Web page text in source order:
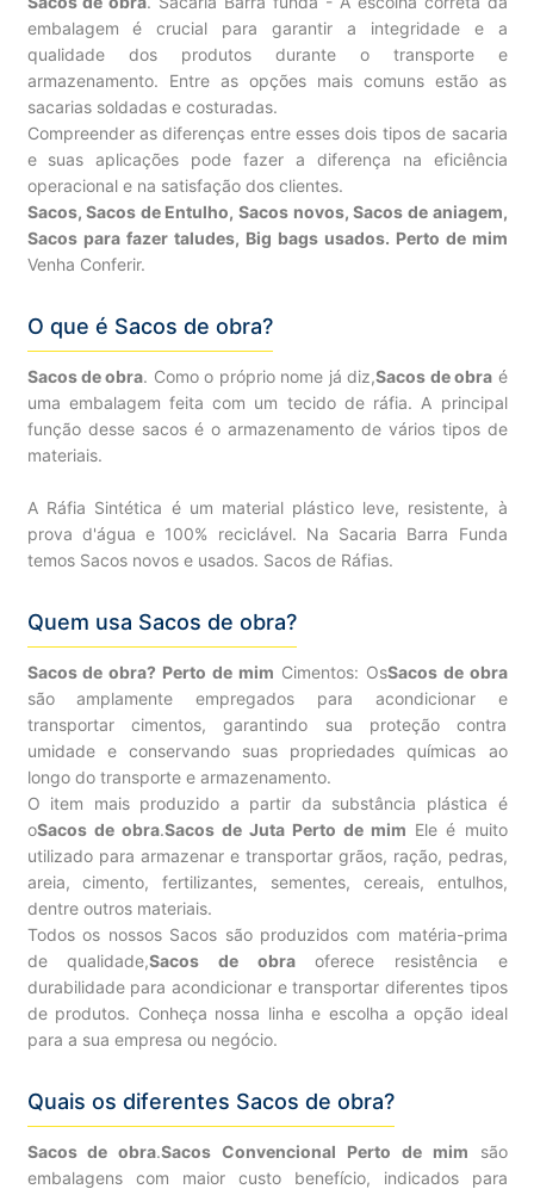
embalagem é crucial para garantir a integridade e a
qualidade dos produtos durante o transporte e
armazenamento. Entre as opções mais comuns estão as
sacarias soldadas e costuradas.
Compreender as diferenças entre esses dois tipos de sacaria
e suas aplicações pode fazer a diferença na eficiência
operacional e na satisfação dos clientes.
Sacos, Sacos de Entulho, Sacos novos, Sacos de aniagem,
Sacos para fazer taludes, Big bags usados. Perto de mim
Venha Conferir.
O que é Sacos de obra?
Sacos de obra. Como o próprio nome já diz,Sacos de obra é
uma embalagem feita com um tecido de ráfia. A principal
função desse sacos é o armazenamento de vários tipos de
materiais.
A Ráfia Sintética é um material plástico leve, resistente, à
prova d'água e 100% reciclável. Na Sacaria Barra Funda
temos Sacos novos e usados. Sacos de Ráfias.
Quem usa Sacos de obra?
Sacos de obra? Perto de mim Cimentos: OsSacos de obra
são amplamente empregados para acondicionar e
transportar cimentos, garantindo sua proteção contra
umidade e conservando suas propriedades químicas ao
longo do transporte e armazenamento.
O item mais produzido a partir da substância plástica é
oSacos de obra.Sacos de Juta Perto de mim Ele é muito
utilizado para armazenar e transportar grãos, ração, pedras,
areia, cimento, fertilizantes, sementes, cereais, entulhos,
dentre outros materiais.
Todos os nossos Sacos são produzidos com matéria-prima
de qualidade,Sacos de obraoferece resistência e
durabilidade para acondicionar e transportar diferentes tipos
de produtos. Conheça nossa linha e escolha a opção ideal
para a sua empresa ou negócio.
Quais os diferentes Sacos de obra?
Sacos de obra.Sacos Convencional Perto de mim são
embalagens com maior custo benefício, indicados para